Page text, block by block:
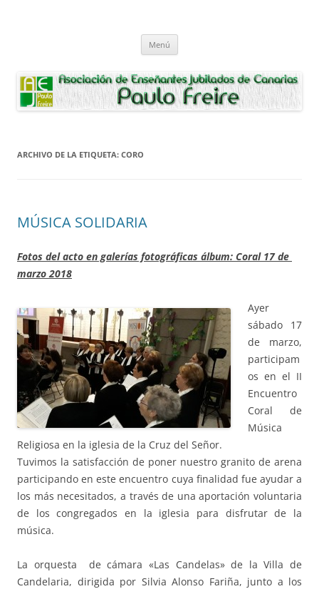
Paulo Freire
Menú
ARCHIVO DE LA ETIQUETA: CORO
MÚSICA SOLIDARIA
Fotos del acto en galerías fotográficas álbum: Coral 17 de
marzo 2018
Ayer
sábado 17
de marzo,
participam
os en el II
Encuentro
Coral de
Música
Religiosa en la iglesia de la Cruz del Señor.
Tuvimos la satisfacción de poner nuestro granito de arena
participando en este encuentro cuya finalidad fue ayudar a
los más necesitados, a través de una aportación voluntaria
de los congregados en la iglesia para disfrutar de la
música.
La orquesta de cámara «Las Candelas» de la Villa de
Candelaria, dirigida por Silvia Alonso Fariña, junto a los